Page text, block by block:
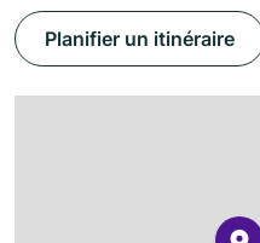
Planifier un itinéraire